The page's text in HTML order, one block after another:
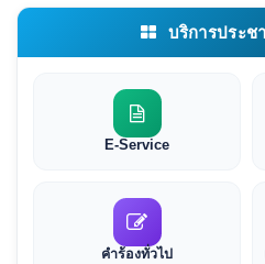
บริการประช
E-Service
คำร้องทั่วไป